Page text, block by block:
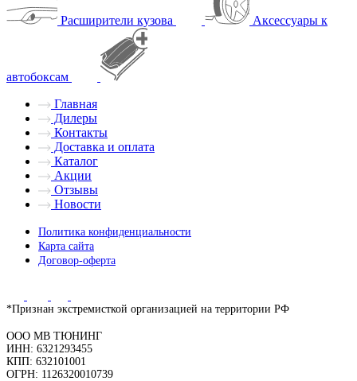
Расширители кузова Аксессуары к
автобоксам
Главная
Дилеры
Контакты
Доставка и оплата
Каталог
Акции
Отзывы
Новости
Политика конфиденциальности
Карта сайта
Договор-оферта
*Признан экстремисткой организацией на территории РФ
ООО МВ ТЮНИНГ
ИНН: 6321293455
КПП: 632101001
ОГРН: 1126320010739